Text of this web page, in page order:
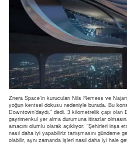
Znera Space’in kurucuları Nils Remess ve
yoğun kentsel dokusu nedeniyle burada. Bu
Downtown’daydı.” dedi. 3 kilometrelik çapı olan
gayrimenkul yer alma durumuna itirazlar
amacını olumlu olarak açıklıyor: “Şehirleri
nasıl daha iyi yapabiliriz tartışmasını gündeme
olabilir, aynı zamanda işleri nasıl daha iyi hale